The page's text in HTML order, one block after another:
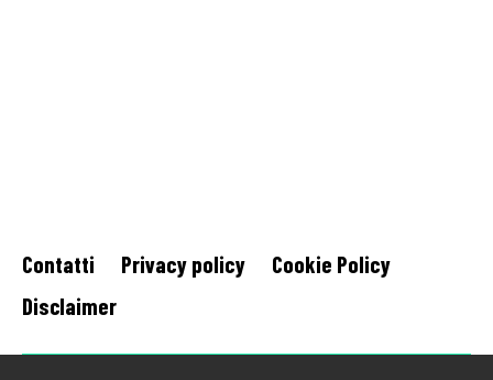
Contatti Privacy policy
Cookie Policy
Disclaimer